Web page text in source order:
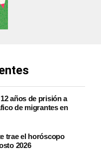
años de prisión a
de migrantes en
trae el horóscopo
2026